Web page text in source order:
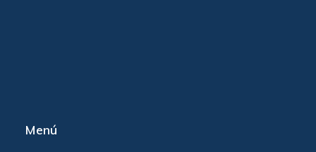
Menú